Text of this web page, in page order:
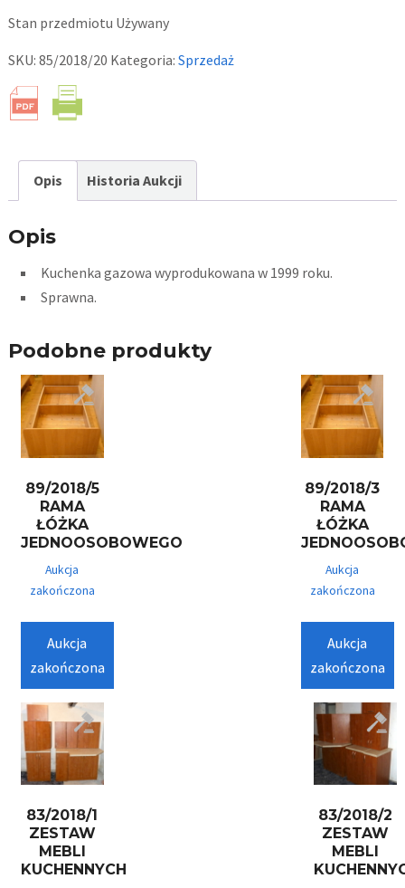
Stan przedmiotu Używany
SKU: 85/2018/20 Kategoria: Sprzedaż
Opis Historia Aukcji
Opis
Kuchenka gazowa wyprodukowana w 1999 roku.
Sprawna.
Podobne produkty
89/2018/5
RAMA
ŁÓŻKA
JEDNOOSOBOWEGO
Aukcja
zakończona
Aukcja
zakończona
89/2018/3
RAMA
ŁÓŻKA
Aukcja
zakończona
Aukcja
zakończona
83/2018/1
ZESTAW
MEBLI
KUCHENNYCH
83/2018/2
ZESTAW
MEBLI